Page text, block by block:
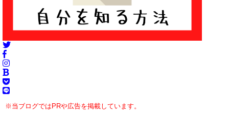
※当ブログではPRや広告を掲載しています。